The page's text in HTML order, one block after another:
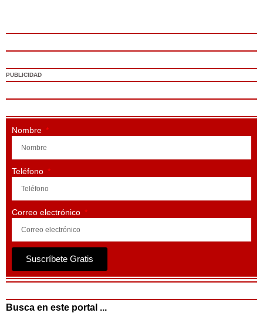
PUBLICIDAD
Nombre
Teléfono
Correo electrónico
Suscríbete Gratis
Busca en este portal ...